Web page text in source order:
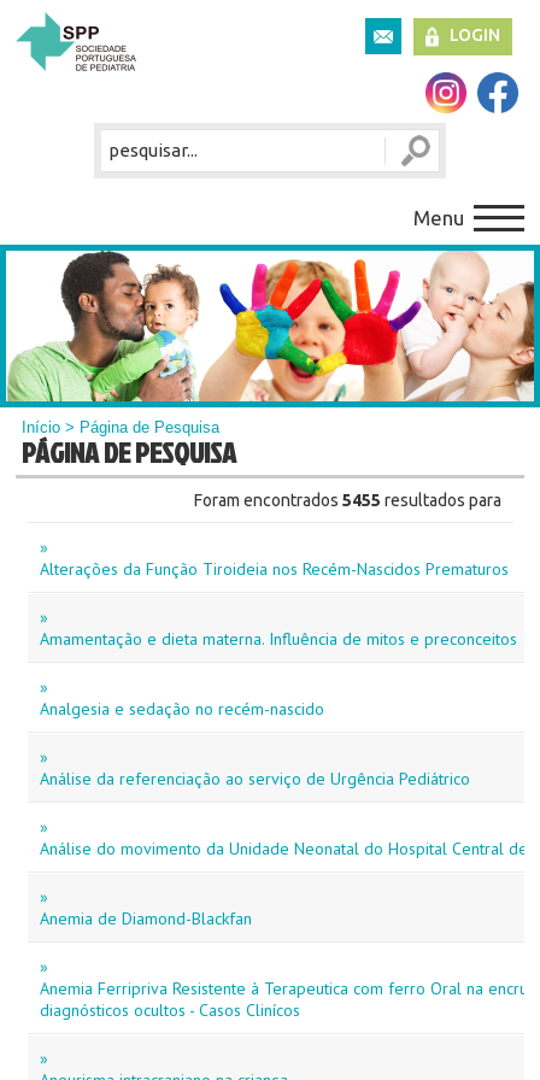
LOGIN
Menu
Início > Página de Pesquisa
PÁGINA DE PESQUISA
Foram encontrados 5455resultados para
»
Alterações da Função Tiroideia nos Recém-Nascidos Prematuros
»
Amamentação e dieta materna. Influência de mitos e preconceitos
»
Analgesia e sedação no recém-nascido
»
Análise da referenciação ao serviço de Urgência Pediátrico
»
Análise do movimento da Unidade Neonatal do Hospital Central de
»
Anemia de Diamond-Blackfan
»
Anemia Ferripriva Resistente à Terapeutica com ferro Oral na
diagnósticos ocultos - Casos Clinícos
»